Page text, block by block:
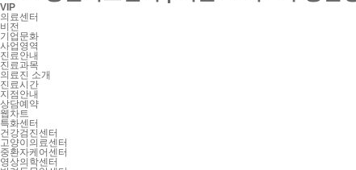
VIP
의료센터
비전
기업문화
사업영역
진료안내
진료과목
의료진 소개
진료시간
지점안내
상담예약
웹차트
특화센터
건강검진센터
고양이의료센터
중환자케어센터
영상의학센터